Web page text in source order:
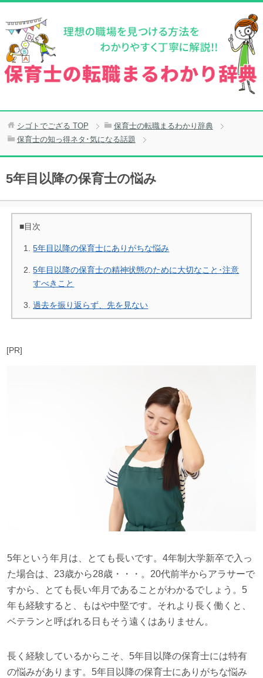
シゴトでござる TOP
保育士の転職まるわかり辞典
保育士の知っ得ネタ･気になる話題
5年目以降の保育士の悩み
■目次
5年目以降の保育士にありがちな悩み
5年目以降の保育士の精神状態のために大切なこと･注意
すべきこと
過去を振り返らず、先を見ない
[PR]
5年という年月は、とても長いです。4年制大学新卒で入っ
た場合は、23歳から28歳・・・。20代前半からアラサーで
すから、とても長い年月であることがわかるでしょう。5
年も経験すると、もはや中堅です。それより長く働くと、
ベテランと呼ばれる日もそう遠くはありません。
長く経験しているからこそ、5年目以降の保育士には特有
の悩みがあります。5年目以降の保育士にありがちな悩み